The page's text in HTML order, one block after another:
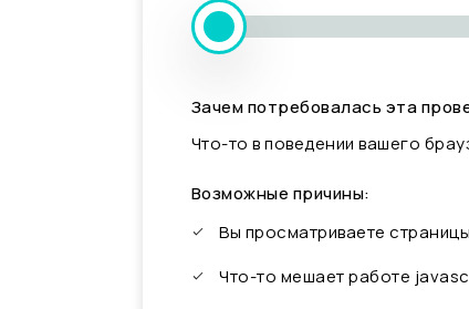
Зачем потребовалась эта
Что-то в поведении вашего
Возможные причины:
Вы просматриваете
Что-то мешает работе